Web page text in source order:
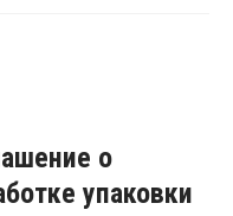
о
упаковки